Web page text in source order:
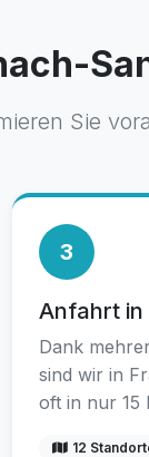
Sie
3
Anfahrt in
Dank
sind wir in
oft in nur 15
12